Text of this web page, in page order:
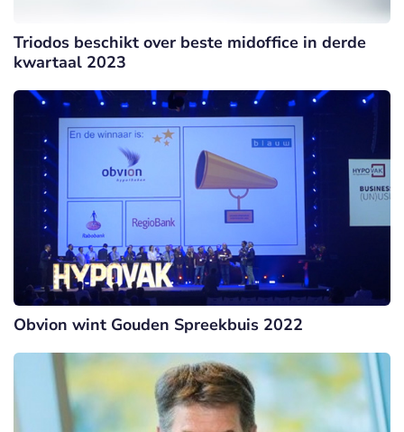
Triodos beschikt over beste midoffice in derde
kwartaal 2023
Obvion wint Gouden Spreekbuis 2022